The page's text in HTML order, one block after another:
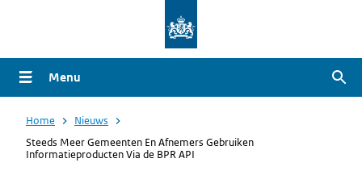
naar
de
gaan
Menu
Home
Nieuws
Steeds Meer Gemeenten En Afnemers Gebruiken
Informatieproducten Via de BPR API